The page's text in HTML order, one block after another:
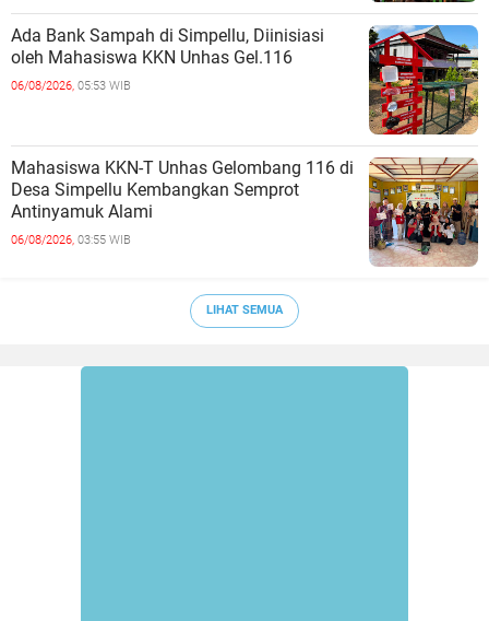
Ada Bank Sampah di Simpellu, Diinisiasi
oleh Mahasiswa KKN Unhas Gel.116
06/08/2026, 05:53 WIB
Mahasiswa KKN-T Unhas Gelombang 116 di
Desa Simpellu Kembangkan Semprot
Antinyamuk Alami
06/08/2026, 03:55 WIB
LIHAT SEMUA